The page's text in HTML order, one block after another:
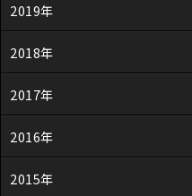
2019年
2018年
2017年
2016年
2015年